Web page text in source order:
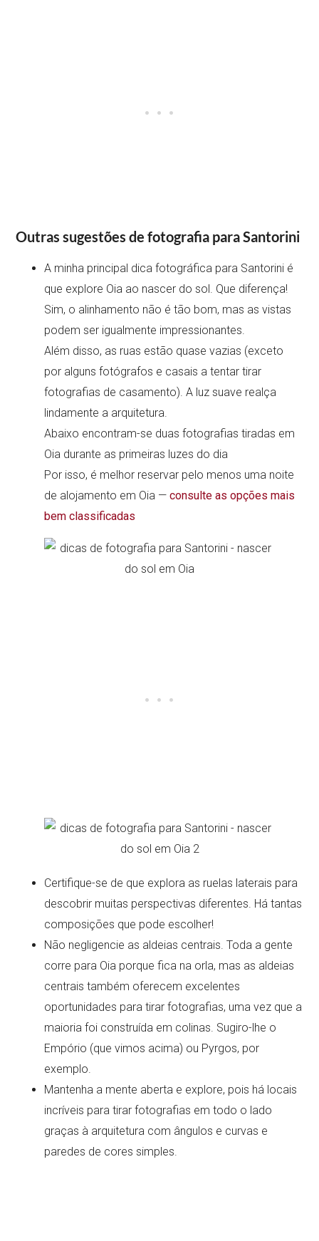
Outras sugestões de fotografia para Santorini
A minha principal dica fotográfica para Santorini é
que explore Oia ao nascer do sol. Que diferença!
Sim, o alinhamento não é tão bom, mas as vistas
podem ser igualmente impressionantes.
Além disso, as ruas estão quase vazias (exceto
por alguns fotógrafos e casais a tentar tirar
fotografias de casamento). A luz suave realça
lindamente a arquitetura.
Abaixo encontram-se duas fotografias tiradas em
Oia durante as primeiras luzes do dia
Por isso, é melhor reservar pelo menos uma noite
de alojamento em Oia —consulte as opções mais
bem classificadas
Certifique-se de que explora as ruelas laterais para
descobrir muitas perspectivas diferentes. Há tantas
composições que pode escolher!
Não negligencie as aldeias centrais. Toda a gente
corre para Oia porque fica na orla, mas as aldeias
centrais também oferecem excelentes
oportunidades para tirar fotografias, uma vez que a
maioria foi construída em colinas. Sugiro-lhe o
Empório (que vimos acima) ou Pyrgos, por
exemplo.
Mantenha a mente aberta e explore, pois há locais
incríveis para tirar fotografias em todo o lado
graças à arquitetura com ângulos e curvas e
paredes de cores simples.